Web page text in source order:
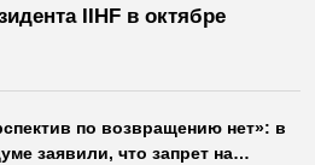
IIHF в октябре
по возвращению нет»: в
заявили, что запрет на